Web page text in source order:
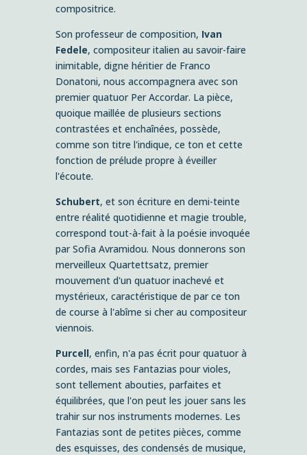
compositrice.
Son professeur de composition, Ivan
Fedele, compositeur italien au savoir-faire
inimitable, digne héritier de Franco
Donatoni, nous accompagnera avec son
premier quatuor Per Accordar. La pièce,
quoique maillée de plusieurs sections
contrastées et enchaînées, possède,
comme son titre l'indique, ce ton et cette
fonction de prélude propre à éveiller
l'écoute.
Schubert, et son écriture en demi-teinte
entre réalité quotidienne et magie trouble,
correspond tout-à-fait à la poésie invoquée
par Sofia Avramidou. Nous donnerons son
merveilleux Quartettsatz, premier
mouvement d'un quatuor inachevé et
mystérieux, caractéristique de par ce ton
de course à l'abîme si cher au compositeur
viennois.
Purcell, enfin, n'a pas écrit pour quatuor à
cordes, mais ses Fantazias pour violes,
sont tellement abouties, parfaites et
équilibrées, que l'on peut les jouer sans les
trahir sur nos instruments modernes. Les
Fantazias sont de petites pièces, comme
des esquisses, des condensés de musique,